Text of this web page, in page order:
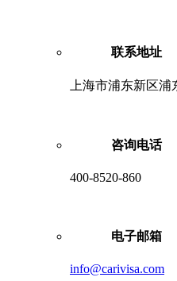
联系地址
上海市浦东新区浦
咨询电话
400-8520-860
电子邮箱
info@carivisa.com